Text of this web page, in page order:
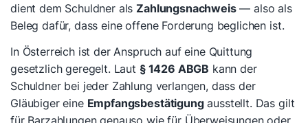
dient dem Schuldner alsZahlungsnachweis— also als
Beleg dafür, dass eine offene Forderung beglichen ist.
In Österreich ist der Anspruch auf eine Quittung
gesetzlich geregelt. Laut § 1426 ABGB kann der
Schuldner bei jeder Zahlung verlangen, dass der
Gläubiger eine Empfangsbestätigungausstellt. Das gilt